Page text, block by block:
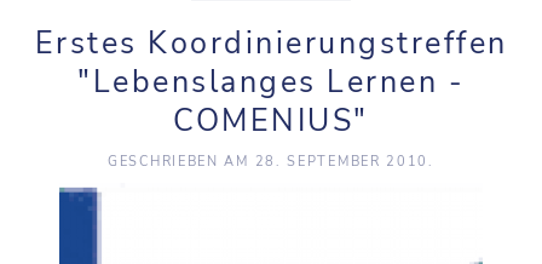
Erstes Koordinierungstreffen
"Lebenslanges Lernen -
COMENIUS"
GESCHRIEBEN AM 28. SEPTEMBER 2010.